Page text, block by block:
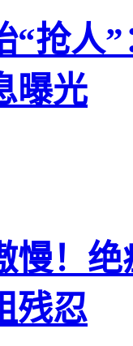
“抢人
曝光
慢！
残忍